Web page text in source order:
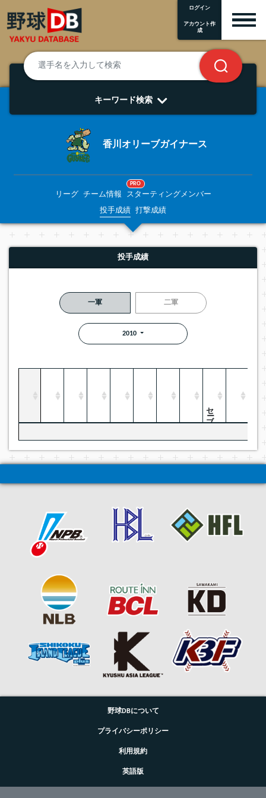
ログイン
アカウント作
成
キーワード検索
香川オリーブガイナース
リーグ チーム情報
PRO
スターティングメンバー
投手成績 打撃成績
投手成績
一軍 二軍
2010
セーブ
野球DBについて
プライバシーポリシー
利用規約
英語版